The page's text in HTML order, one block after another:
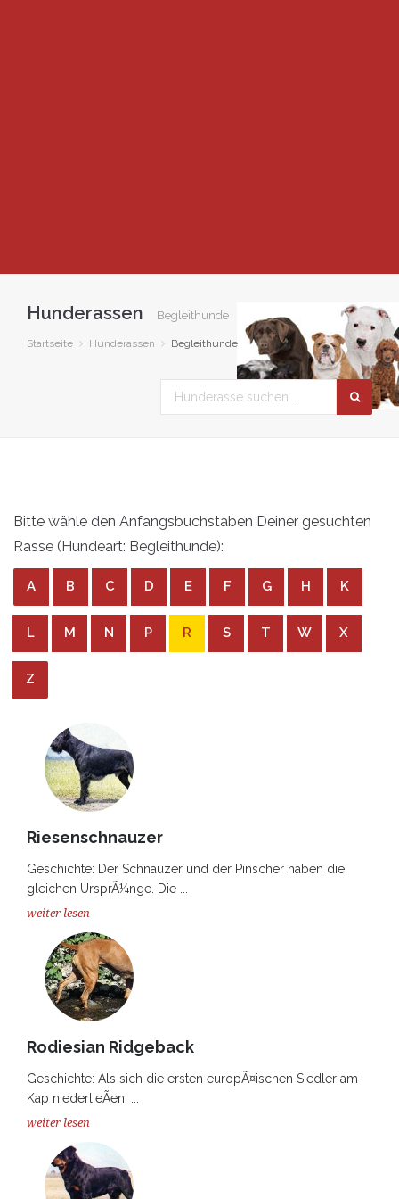
Hunderassen Begleithunde
Startseite Hunderassen Begleithunde
Bitte wähle den Anfangsbuchstaben Deiner gesuchten
Rasse (Hundeart: Begleithunde):
A B C D E F G H K
L M N P R S T W X
Z
Riesenschnauzer
Geschichte: Der Schnauzer und der Pinscher haben die
gleichen UrsprÃ¼nge. Die ...
weiter lesen
Rodiesian Ridgeback
Geschichte: Als sich die ersten europÃ¤ischen Siedler am
Kap niederlieÃen, ...
weiter lesen